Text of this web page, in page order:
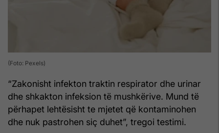
(Foto: Pexels)
“Zakonisht infekton traktin respirator dhe urinar
dhe shkakton infeksion të mushkërive. Mund të
përhapet lehtësisht te mjetet që kontaminohen
dhe nuk pastrohen siç duhet”, tregoi testimi.